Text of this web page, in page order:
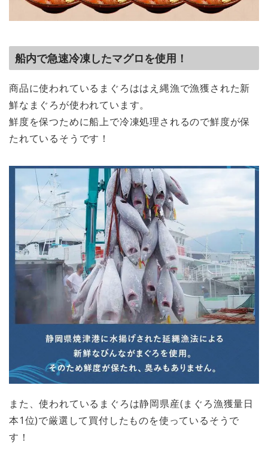
船内で急速冷凍したマグロを使用！
商品に使われているまぐろははえ縄漁で漁獲された新
鮮なまぐろが使われています。
鮮度を保つために船上で冷凍処理されるので鮮度が保
たれているそうです！
また、使われているまぐろは静岡県産(まぐろ漁獲量日
本1位)で厳選して買付したものを使っているそうで
す！